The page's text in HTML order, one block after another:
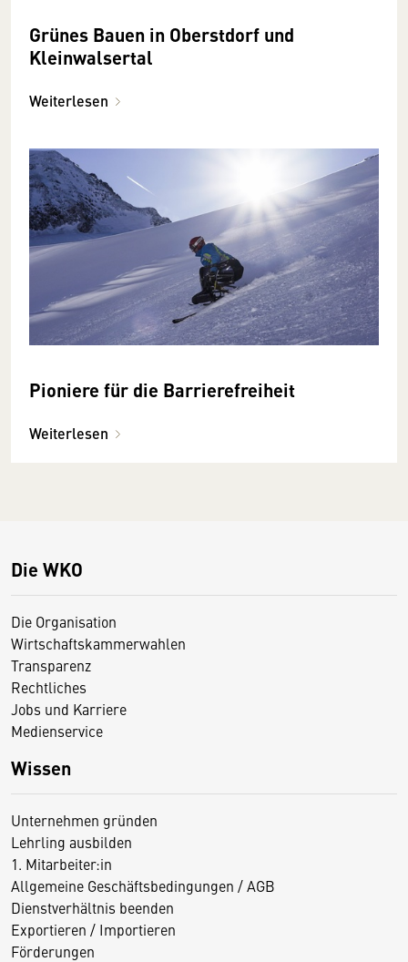
Grünes Bauen in Oberstdorf und
Kleinwalsertal
Weiterlesen
Pioniere für die Barriere­frei­heit
Weiterlesen
Die WKO
Die Organisation
Wirtschaftskammerwahlen
Transparenz
Rechtliches
Jobs und Karriere
Medienservice
Wissen
Unternehmen gründen
Lehrling ausbilden
1. Mitarbeiter:in
Allgemeine Geschäftsbedingungen / AGB
Dienstverhältnis beenden
Exportieren / Importieren
Förderungen